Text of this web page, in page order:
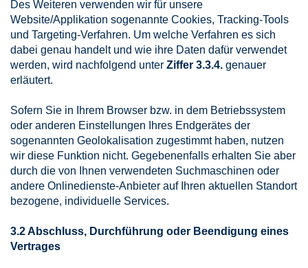
Des Weiteren verwenden wir für unsere
Website/Applikation sogenannte Cookies, Tracking-Tools
und Targeting-Verfahren. Um welche Verfahren es sich
dabei genau handelt und wie ihre Daten dafür verwendet
werden, wird nachfolgend unter Ziffer 3.3.4. genauer
erläutert.
Sofern Sie in Ihrem Browser bzw. in dem Betriebssystem
oder anderen Einstellungen Ihres Endgerätes der
sogenannten Geolokalisation zugestimmt haben, nutzen
wir diese Funktion nicht. Gegebenenfalls erhalten Sie aber
durch die von Ihnen verwendeten Suchmaschinen oder
andere Onlinedienste-Anbieter auf Ihren aktuellen Standort
bezogene, individuelle Services.
3.2 Abschluss, Durchführung oder Beendigung eines
Vertrages